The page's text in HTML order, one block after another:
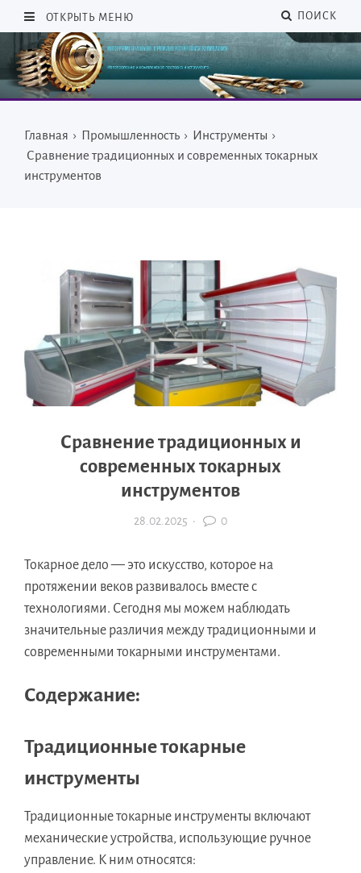
ОТКРЫТЬ МЕНЮ ПОИСК
Главная › Промышленность › Инструменты ›
Сравнение традиционных и современных токарных
инструментов
Сравнение традиционных и
современных токарных
инструментов
28.02.2025 · 0
Токарное дело — это искусство, которое на
протяжении веков развивалось вместе с
технологиями. Сегодня мы можем наблюдать
значительные различия между традиционными и
современными токарными инструментами.
Содержание:
Традиционные токарные
инструменты
Традиционные токарные инструменты включают
механические устройства, использующие ручное
управление. К ним относятся: